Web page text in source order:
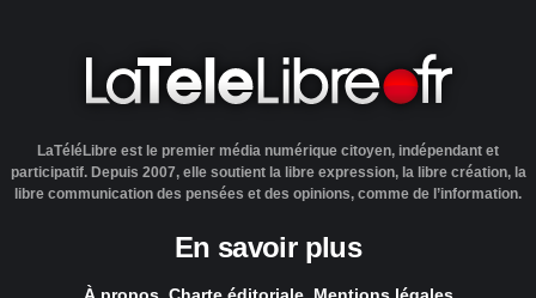
LaTéléLibre est le premier média numérique citoyen, indépendant et
participatif. Depuis 2007, elle soutient la libre expression, la libre création, la
libre communication des pensées et des opinions, comme de l’information.
En savoir plus